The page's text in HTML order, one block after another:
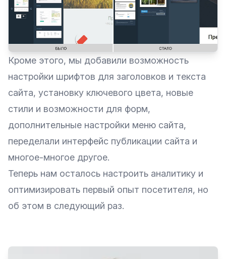
Кроме этого, мы добавили возможность
настройки шрифтов для заголовков и текста
сайта, установку ключевого цвета, новые
стили и возможности для форм,
дополнительные настройки меню сайта,
переделали интерфейс публикации сайта и
многое-многое другое.
Теперь нам осталось настроить аналитику и
оптимизировать первый опыт посетителя, но
об этом в следующий раз.